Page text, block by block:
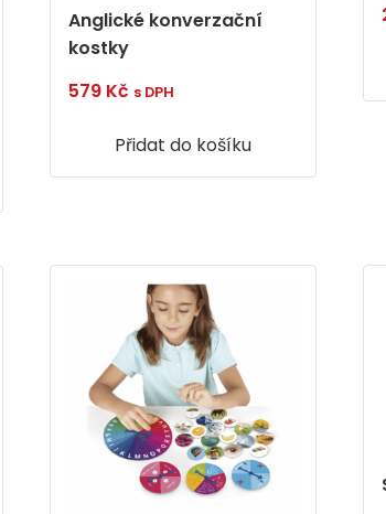
Anglické konverzační
kostky
579 Kč s DPH
Přidat do košíku